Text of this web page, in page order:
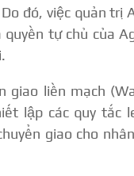
Do đó, việc quản trị
tự chủ của
giao liền mạch
lập các quy tắc
giao cho